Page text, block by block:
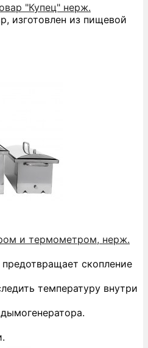
"Купец" нерж.
изготовлен из пищевой
и термометром, нерж.
скопление
температуру внутри